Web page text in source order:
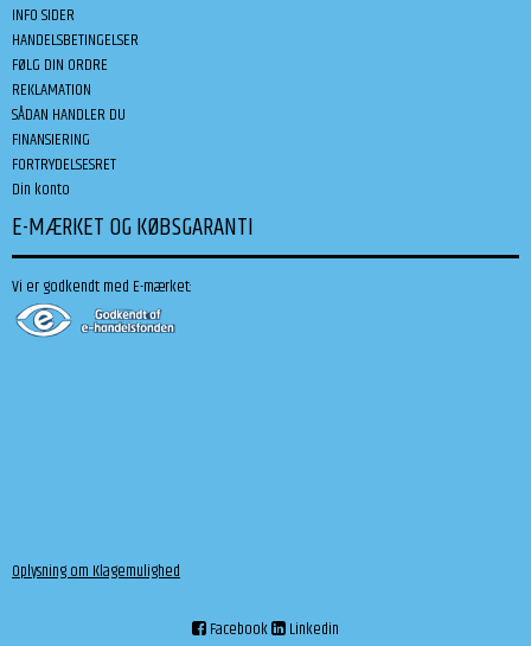
INFO SIDER
HANDELSBETINGELSER
FØLG DIN ORDRE
REKLAMATION
SÅDAN HANDLER DU
FINANSIERING
FORTRYDELSESRET
Din konto
E-MÆRKET OG KØBSGARANTI
Vi er godkendt med E-mærket:
Oplysning om Klagemulighed
Facebook Linkedin